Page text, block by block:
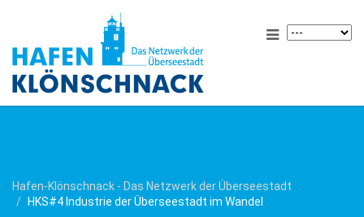
Hafen-Klönschnack - Das Netzwerk der Überseestadt
HKS#4 Industrie der Überseestadt im Wandel